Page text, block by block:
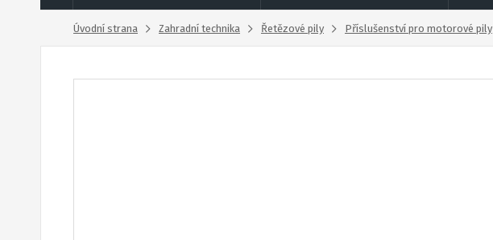
Úvodní strana Zahradní technika Řetězové pily Příslušenství pro motorové pily